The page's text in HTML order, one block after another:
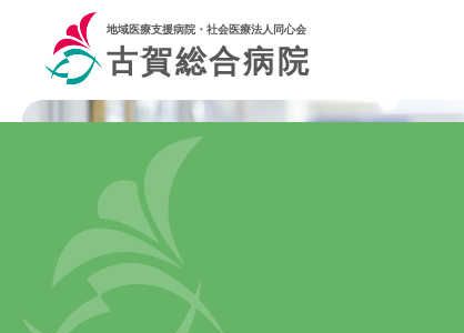
地域医療支援病院・社会医療法人同心会
古賀総合病院